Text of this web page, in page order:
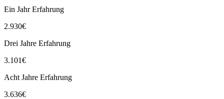
Ein Jahr Erfahrung
2.930€
Drei Jahre Erfahrung
3.101€
Acht Jahre Erfahrung
3.636€